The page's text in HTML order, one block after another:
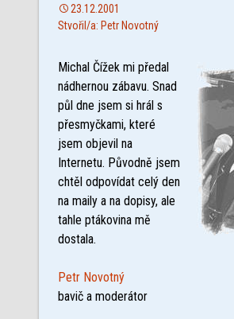
23.12.2001
Stvořil/a: Petr Novotný
Michal Čížek mi předal
nádhernou zábavu. Snad
půl dne jsem si hrál s
přesmyčkami, které
jsem objevil na
Internetu. Původně jsem
chtěl odpovídat celý den
na maily a na dopisy, ale
tahle ptákovina mě
dostala.
Petr Novotný
bavič a moderátor